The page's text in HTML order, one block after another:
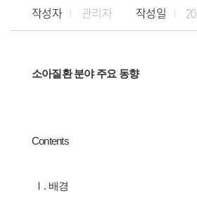
작성자 관리자 작성일
소아질환 분야 주요 동향
Contents
Ⅰ. 배경